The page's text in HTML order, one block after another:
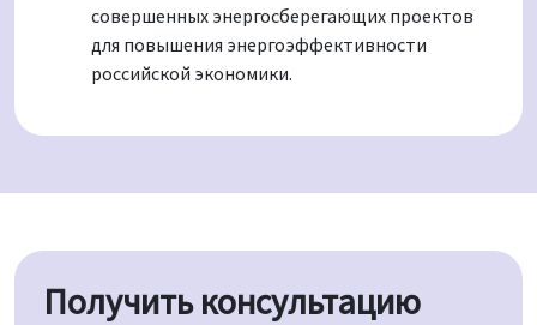
совершенных энергосберегающих проектов
для повышения энергоэффективности
российской экономики.
Получить консультацию